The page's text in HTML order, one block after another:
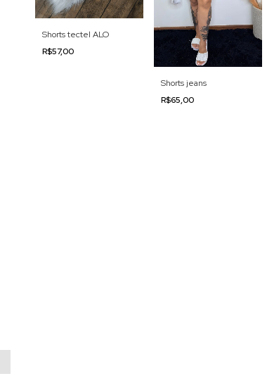
Shorts tectel ALO
R$57,00
Shorts jeans
R$65,00